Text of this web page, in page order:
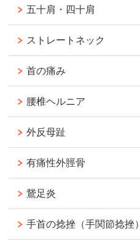
五十肩・四十肩
ストレートネック
首の痛み
腰椎ヘルニア
外反母趾
有痛性外脛骨
鵞足炎
手首の捻挫（手関節捻挫）